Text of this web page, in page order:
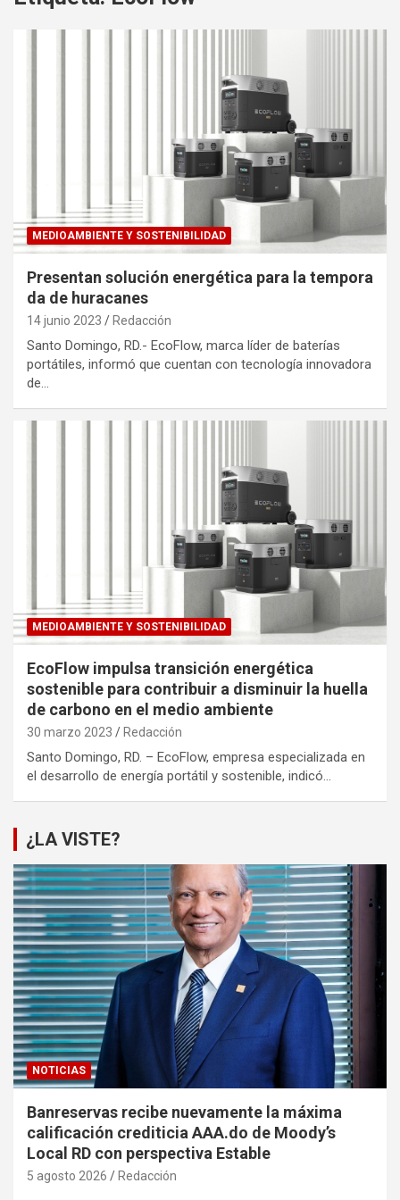
MEDIOAMBIENTE Y SOSTENIBILIDAD
Presentan solución energética para la tempora
da de huracanes
14 junio 2023 Redacción
Santo Domingo, RD.- EcoFlow, marca líder de baterías
portátiles, informó que cuentan con tecnología innovadora
de…
MEDIOAMBIENTE Y SOSTENIBILIDAD
EcoFlow impulsa transición energética
sostenible para contribuir a disminuir la huella
de carbono en el medio ambiente
30 marzo 2023 Redacción
Santo Domingo, RD. – EcoFlow, empresa especializada en
el desarrollo de energía portátil y sostenible, indicó…
¿LA VISTE?
NOTICIAS
Banreservas recibe nuevamente la máxima
calificación crediticia AAA.do de Moody’s
Local RD con perspectiva Estable
5 agosto 2026 Redacción